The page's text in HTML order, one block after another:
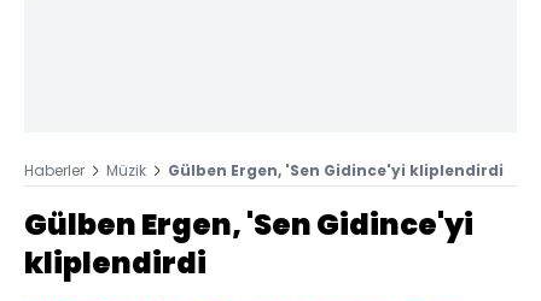
Haberler Müzik Gülben Ergen, 'Sen Gidince'yi kliplendirdi
Gülben Ergen, 'Sen Gidince'yi
kliplendirdi